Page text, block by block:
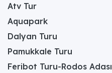
Atv Tur
Aquapark
Dalyan Turu
Pamukkale Turu
Feribot Turu-Rodos Adası